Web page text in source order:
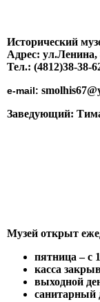
Исторический
Адрес: ул.Ленина,
Тел.: (4812)38-38-
e-mail:
Заведующий:
Музей открыт
пятница – с
касса
выходной
санитарный